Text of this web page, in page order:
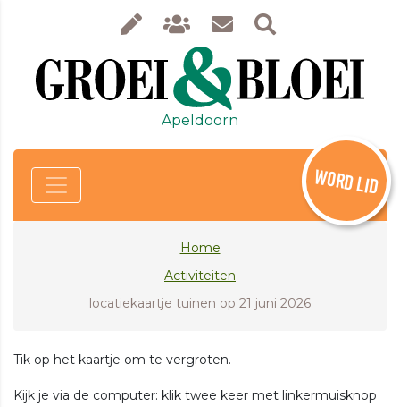
Apeldoorn
WORD LID
Home
Activiteiten
locatiekaartje tuinen op 21 juni 2026
Tik op het kaartje om te vergroten.
Kijk je via de computer: klik twee keer met linkermuisknop